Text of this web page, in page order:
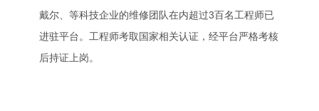
戴尔、等科技企业的维修团队在内超过3百名工程师已
进驻平台。工程师考取国家相关认证，经平台严格考核
后持证上岗。